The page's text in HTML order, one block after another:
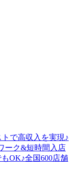
で高収入を実現♪
ーク&短時間入店
OK♪全国600店舗